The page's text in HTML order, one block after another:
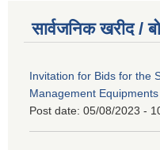
सार्वजनिक खरीद /
Invitation for Bids for the
Management Equipments
Post date: 05/08/2023 -